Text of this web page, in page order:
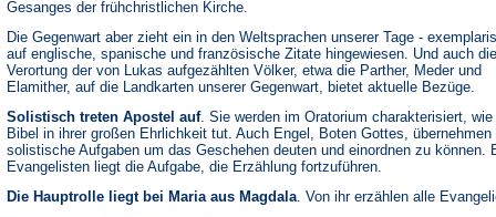
Gesanges der frühchristlichen Kirche.
Die Gegenwart aber zieht ein in den Weltsprachen unserer Tage -
auf englische, spanische und französische Zitate hingewiesen. Und auch die
Verortung der von Lukas aufgezählten Völker, etwa die Parther, Meder und
Elamither, auf die Landkarten unserer Gegenwart, bietet aktuelle Bezüge.
Solistisch treten Apostel auf. Sie werden im Oratorium charakterisiert,
Bibel in ihrer großen Ehrlichkeit tut. Auch Engel, Boten Gottes, übernehmen
solistische Aufgaben um das Geschehen deuten und einordnen zu können.
Evangelisten liegt die Aufgabe, die Erzählung fortzuführen.
Die Hauptrolle liegt bei Maria aus Magdala. Von ihr erzählen alle